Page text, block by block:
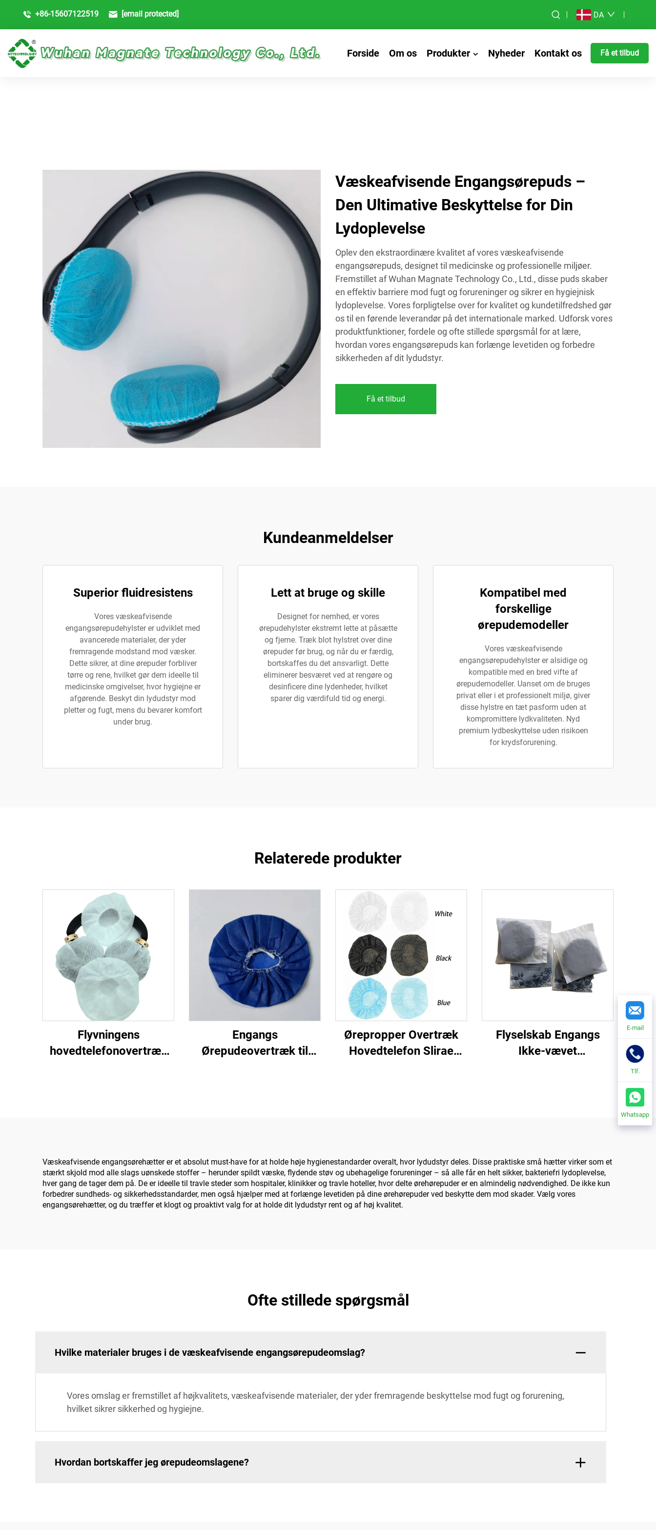
+86-15607122519 [email protected] DA
Forside Om os Produkter Nyheder Kontakt os Få et tilbud
Væskeafvisende Engangsørepuds –
Den Ultimative Beskyttelse for Din
Lydoplevelse
Oplev den ekstraordinære kvalitet af vores væskeafvisende
engangsørepuds, designet til medicinske og professionelle miljøer.
Fremstillet af Wuhan Magnate Technology Co., Ltd., disse puds skaber
en effektiv barriere mod fugt og forureninger og sikrer en hygiejnisk
lydoplevelse. Vores forpligtelse over for kvalitet og kundetilfredshed gør
os til en førende leverandør på det internationale marked. Udforsk vores
produktfunktioner, fordele og ofte stillede spørgsmål for at lære,
hvordan vores engangsørepuds kan forlænge levetiden og forbedre
sikkerheden af dit lydudstyr.
Få et tilbud
Kundeanmeldelser
Superior fluidresistens
Vores væskeafvisende
engangsørepudehylster er udviklet med
avancerede materialer, der yder
fremragende modstand mod væsker.
Dette sikrer, at dine ørepuder forbliver
tørre og rene, hvilket gør dem ideelle til
medicinske omgivelser, hvor hygiejne er
afgørende. Beskyt din lydudstyr mod
pletter og fugt, mens du bevarer komfort
under brug.
Lett at bruge og skille
Designet for nemhed, er vores
ørepudehylster ekstremt lette at påsætte
og fjerne. Træk blot hylstret over dine
ørepuder før brug, og når du er færdig,
bortskaffes du det ansvarligt. Dette
eliminerer besværet ved at rengøre og
desinficere dine lydenheder, hvilket
sparer dig værdifuld tid og energi.
Kompatibel med
forskellige
ørepudemodeller
Vores væskeafvisende
engangsørepudehylster er alsidige og
kompatible med en bred vifte af
ørepudemodeller. Uanset om de bruges
privat eller i et professionelt miljø, giver
disse hylstre en tæt pasform uden at
kompromittere lydkvaliteten. Nyd
premium lydbeskyttelse uden risikoen
for krydsforurening.
Relaterede produkter
Flyvningens
hovedtelefonovertræk
Engangs
Ørepudeovertræk til
Ørepropper Overtræk
Hovedtelefon Slirae
Flyselskab Engangs
Ikke-vævet
Væskeafvisende engangsørehætter er et absolut must-have for at holde høje hygienestandarder overalt, hvor lydudstyr deles. Disse praktiske små hætter virker som et
stærkt skjold mod alle slags uønskede stoffer – herunder spildt væske, flydende støv og ubehagelige forureninger – så alle får en helt sikker, bakteriefri lydoplevelse,
hver gang de tager dem på. De er ideelle til travle steder som hospitaler, klinikker og travle hoteller, hvor delte ørehørepuder er en almindelig nødvendighed. De ikke kun
forbedrer sundheds- og sikkerhedsstandarder, men også hjælper med at forlænge levetiden på dine ørehørepuder ved beskytte dem mod skader. Vælg vores
engangsørehætter, og du træffer et klogt og proaktivt valg for at holde dit lydudstyr rent og af høj kvalitet.
Ofte stillede spørgsmål
Hvilke materialer bruges i de væskeafvisende engangsørepudeomslag?
Vores omslag er fremstillet af højkvalitets, væskeafvisende materialer, der yder fremragende beskyttelse mod fugt og forurening,
hvilket sikrer sikkerhed og hygiejne.
Hvordan bortskaffer jeg ørepudeomslagene?
E-mail
Tlf.
Whatsapp